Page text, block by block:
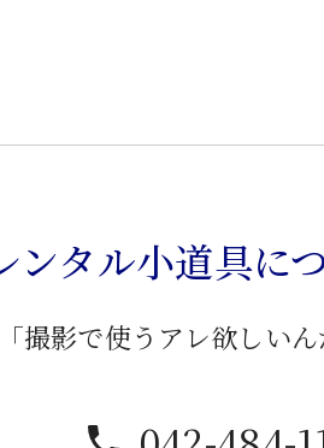
ンタル小道具に
「撮影で使うアレ欲しい